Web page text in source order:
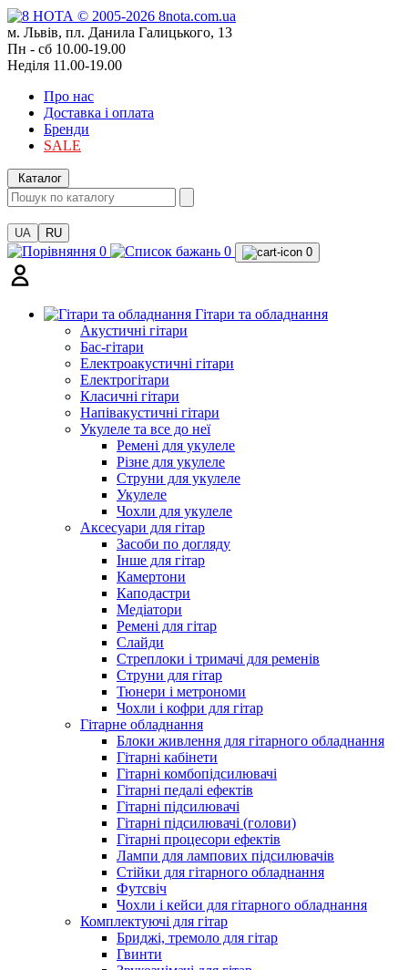
м. Львів, пл. Данила Галицького, 13
Пн - сб 10.00-19.00
Неділя 11.00-19.00
Про нас
Доставка і оплата
Бренди
SALE
Каталог
UA RU
0 0 0
Гітари та обладнання
Акустичні гітари
Бас-гітари
Електроакустичні гітари
Електрогітари
Класичні гітари
Напівакустичні гітари
Укулеле та все до неї
Ремені для укулеле
Різне для укулеле
Струни для укулеле
Укулеле
Чохли для укулеле
Аксесуари для гітар
Засоби по догляду
Інше для гітар
Камертони
Каподастри
Медіатори
Ремені для гітар
Слайди
Стреплоки і тримачі для ременів
Струни для гітар
Тюнери і метрономи
Чохли і кофри для гітар
Гітарне обладнання
Блоки живлення для гітарного обладнання
Гітарні кабінети
Гітарні комбопідсилювачі
Гітарні педалі ефектів
Гітарні підсилювачі
Гітарні підсилювачі (голови)
Гітарні процесори ефектів
Лампи для лампових підсилювачів
Стійки для гітарного обладнання
Футсвіч
Чохли і кейси для гітарного обладнання
Комплектуючі для гітар
Бриджі, тремоло для гітар
Гвинти